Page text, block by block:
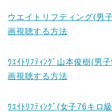
ウエイトリフティング(男
画視聴する方法
ｳｴｲﾄﾘﾌﾃｨﾝｸﾞ山本俊樹(男
画視聴する方法
ｳｴｲﾄﾘﾌﾃｨﾝｸﾞ(女子76キロ